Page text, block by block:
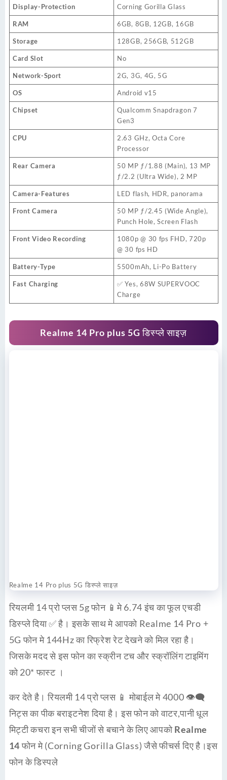
Display-Protection Corning Gorilla Glass
RAM 6GB, 8GB, 12GB, 16GB
Storage 128GB, 256GB, 512GB
Card Slot No
Network-Sport 2G, 3G, 4G, 5G
OS Android v15
Chipset
Qualcomm Snapdragon 7
Gen3
CPU
2.63 GHz, Octa Core
Processor
Rear Camera
50 MP ƒ/1.88 (Main), 13 MP
ƒ/2.2 (Ultra Wide), 2 MP
Camera-Features LED flash, HDR, panorama
Front Camera
50 MP ƒ/2.45 (Wide Angle),
Punch Hole, Screen Flash
Front Video Recording
1080p @ 30 fps FHD, 720p
@ 30 fps HD
Battery-Type 5500mAh, Li-Po Battery
Fast Charging
✅ Yes, 68W SUPERVOOC
Charge
Realme 14 Pro plus 5G डिस्प्ले साइज़
Realme 14 Pro plus 5G डिस्प्ले साइज़
रियलमी 14 प्रो प्लस 5g फोन 📱मे 6.74 इंच का फूल एचडी
डिस्प्ले दिया ✅ है। इसके साथ मे आपको Realme 14 Pro +
5G फोन मे 144Hz का रिफ्रेश रेट देखने को मिल रहा है।
जिसके मदद से इस फोन का स्क्रीन टच और स्क्रॉलिंग टाइमिंग
को 20* फास्ट ।
कर देते है। रियलमी 14 प्रो प्लस 📱 मोबाईल मे 4000 👁‍🗨
निट्स का पीक बराइटनेश दिया है। इस फोन को वाटर,पानी धूल
मिट्टी कचरा इन सभी चीजों से बचाने के लिए आपकोRealme
14फोन मे (Corning Gorilla Glass) जैसे फीचर्स दिए है।इस
फोन के डिस्पले